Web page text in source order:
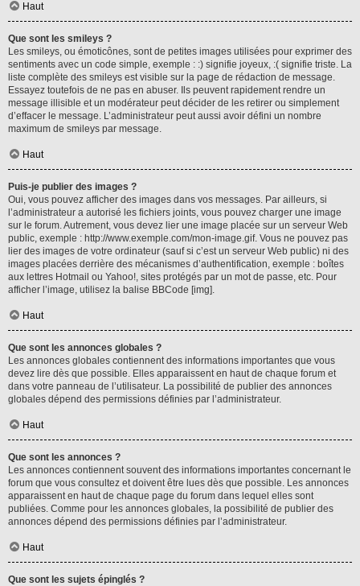
Haut
Que sont les smileys ?
Les smileys, ou émoticônes, sont de petites images utilisées pour exprimer des
sentiments avec un code simple, exemple : :) signifie joyeux, :( signifie triste. La
liste complète des smileys est visible sur la page de rédaction de message.
Essayez toutefois de ne pas en abuser. Ils peuvent rapidement rendre un
message illisible et un modérateur peut décider de les retirer ou simplement
d’effacer le message. L’administrateur peut aussi avoir défini un nombre
maximum de smileys par message.
Haut
Puis-je publier des images ?
Oui, vous pouvez afficher des images dans vos messages. Par ailleurs, si
l’administrateur a autorisé les fichiers joints, vous pouvez charger une image
sur le forum. Autrement, vous devez lier une image placée sur un serveur Web
public, exemple : http://www.exemple.com/mon-image.gif. Vous ne pouvez pas
lier des images de votre ordinateur (sauf si c’est un serveur Web public) ni des
images placées derrière des mécanismes d’authentification, exemple : boîtes
aux lettres Hotmail ou Yahoo!, sites protégés par un mot de passe, etc. Pour
afficher l’image, utilisez la balise BBCode [img].
Haut
Que sont les annonces globales ?
Les annonces globales contiennent des informations importantes que vous
devez lire dès que possible. Elles apparaissent en haut de chaque forum et
dans votre panneau de l’utilisateur. La possibilité de publier des annonces
globales dépend des permissions définies par l’administrateur.
Haut
Que sont les annonces ?
Les annonces contiennent souvent des informations importantes concernant le
forum que vous consultez et doivent être lues dès que possible. Les annonces
apparaissent en haut de chaque page du forum dans lequel elles sont
publiées. Comme pour les annonces globales, la possibilité de publier des
annonces dépend des permissions définies par l’administrateur.
Haut
Que sont les sujets épinglés ?